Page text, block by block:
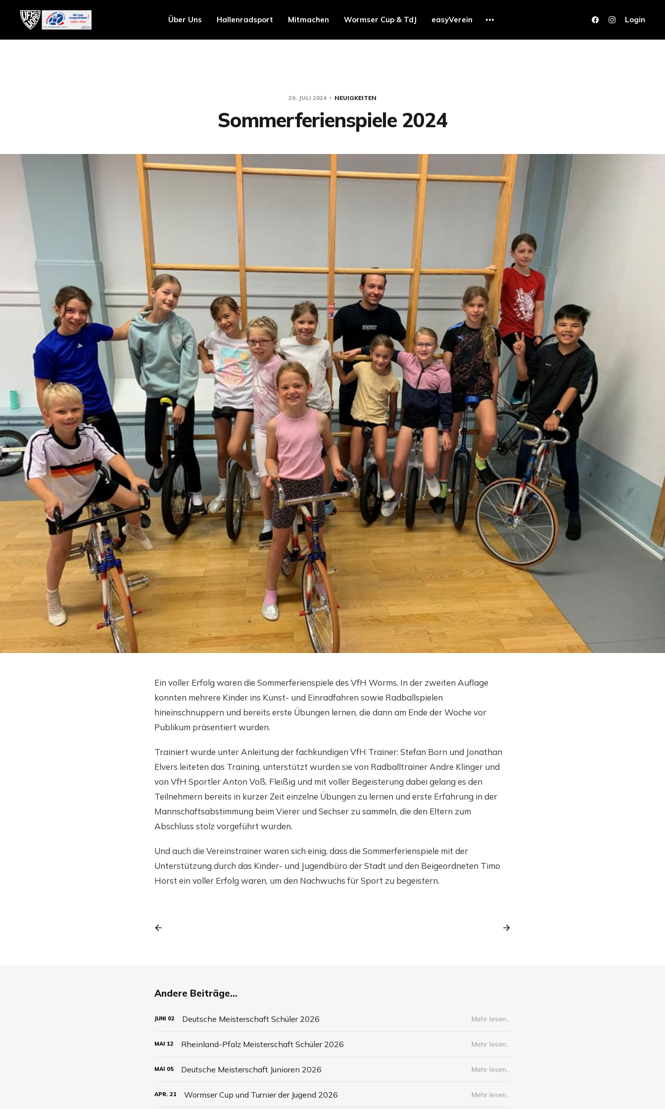
Über Uns Hallenradsport Mitmachen Wormser Cup & TdJ easyVerein Login
29. JULI 2024 NEUIGKEITEN
Sommerferienspiele 2024
Ein voller Erfolg waren die Sommerferienspiele des VfH Worms. In der zweiten Auflage
konnten mehrere Kinder ins Kunst- und Einradfahren sowie Radballspielen
hineinschnuppern und bereits erste Übungen lernen, die dann am Ende der Woche vor
Publikum präsentiert wurden.
Trainiert wurde unter Anleitung der fachkundigen VfH Trainer: Stefan Born und Jonathan
Elvers leiteten das Training, unterstützt wurden sie von Radballtrainer Andre Klinger und
von VfH Sportler Anton Voß. Fleißig und mit voller Begeisterung dabei gelang es den
Teilnehmern bereits in kurzer Zeit einzelne Übungen zu lernen und erste Erfahrung in der
Mannschaftsabstimmung beim Vierer und Sechser zu sammeln, die den Eltern zum
Abschluss stolz vorgeführt wurden.
Und auch die Vereinstrainer waren sich einig, dass die Sommerferienspiele mit der
Unterstützung durch das Kinder- und Jugendbüro der Stadt und den Beigeordneten Timo
Horst ein voller Erfolg waren, um den Nachwuchs für Sport zu begeistern.
Andere Beiträge...
JUNI 02 Deutsche Meisterschaft Schüler 2026 Mehr lesen...
MAI 12 Rheinland-Pfalz Meisterschaft Schüler 2026 Mehr lesen...
MAI 05 Deutsche Meisterschaft Junioren 2026 Mehr lesen...
APR. 21 Wormser Cup und Turnier der Jugend 2026 Mehr lesen...